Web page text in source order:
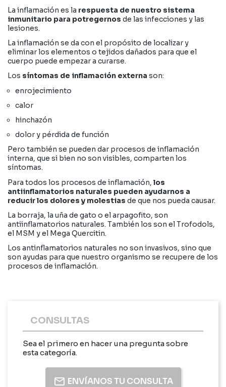
La inflamación es la respuesta de nuestro sistema
inmunitario para potregernos de las infecciones y las
lesiones.
La inflamación se da con el propósito de localizar y
eliminar los elementos o tejidos dañados para que el
cuerpo puede empezar a curarse.
Los síntomas de inflamación externa son:
enrojecimiento
calor
hinchazón
dolor y pérdida de función
Pero también se pueden dar procesos de inflamación
interna, que si bien no son visibles, comparten los
síntomas.
Para todos los procesos de inflamación, los
antiinflamatorios naturales pueden ayudarnos a
reducir los dolores y molestias de que nos pueda causar.
La borraja, la uña de gato o el arpagofito, son
antiinflamatorios naturales. También los son el Trofodols,
el MSM y el Mega Quercitin.
Los antinflamatorios naturales no son invasivos, sino que
son ayudas para que nuestro organismo se recupere de los
procesos de inflamación.
CONSULTAS
Sea el primero en hacer una pregunta sobre
esta categoría.
ENVÍANOS TU CONSULTA